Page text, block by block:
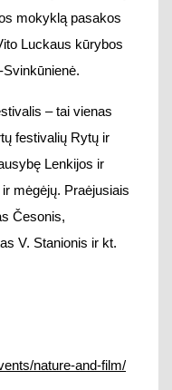
mokyklą pasakos
Luckaus kūrybos
– tai vienas
festivalių Rytų ir
Lenkijos ir
mėgėjų. Praėjusiais
Česonis,
V. Stanionis ir kt.
nature-and-film/